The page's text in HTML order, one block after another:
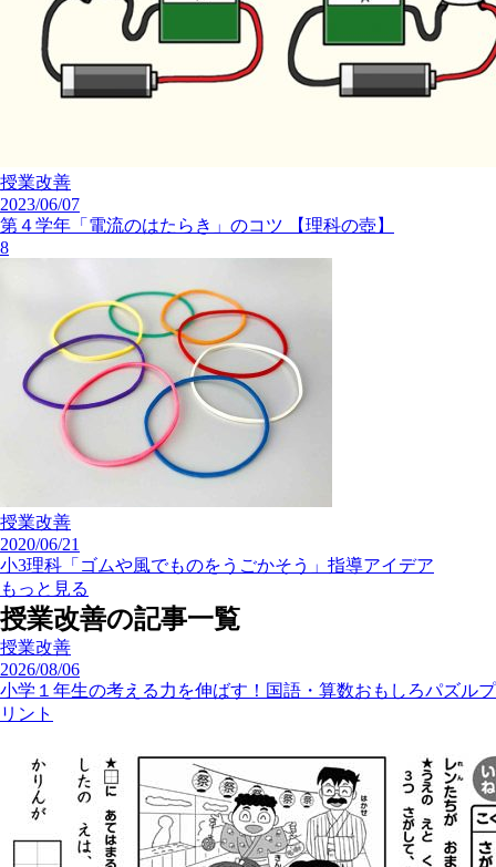
授業改善
2023/06/07
第４学年「電流のはたらき」のコツ 【理科の壺】
8
授業改善
2020/06/21
小3理科「ゴムや風でものをうごかそう」指導アイデア
もっと見る
授業改善の記事一覧
授業改善
2026/08/06
小学１年生の考える力を伸ばす！国語・算数おもしろパズルプ
リント